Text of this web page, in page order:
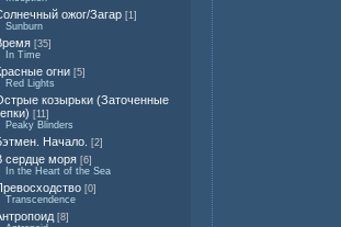
ожог/Загар [1]
Sunburn
[35]
In Time
огни [5]
Red Lights
козырьки (Заточенные
[11]
Peaky Blinders
Начало. [2]
сердце моря [6]
In the Heart of the Sea
[0]
Transcendence
[8]